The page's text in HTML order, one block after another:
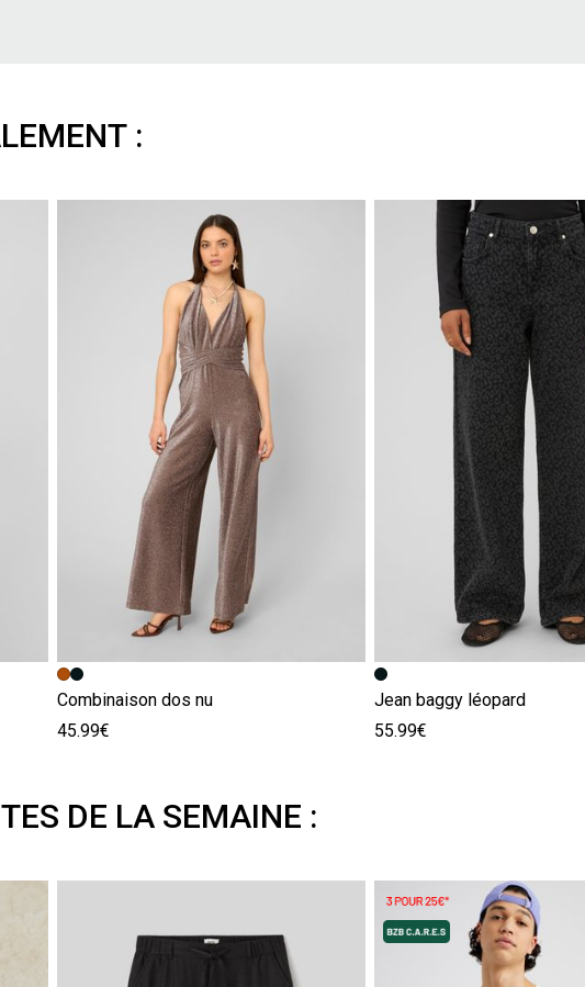
:
Combinaison dos nu
45.99€
Jean baggy léopard
55.99€
DE LA SEMAINE :